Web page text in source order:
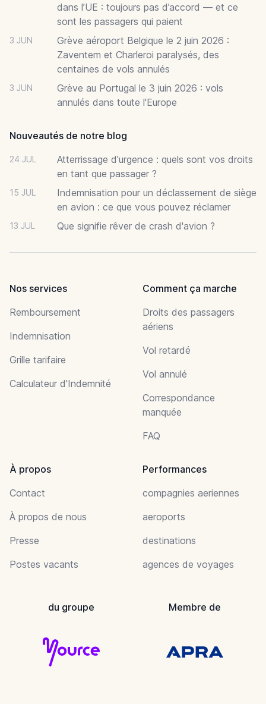
dans l’UE : toujours pas d’accord — et ce
sont les passagers qui paient
3 JUN
Grève aéroport Belgique le 2 juin 2026 :
Zaventem et Charleroi paralysés, des
centaines de vols annulés
3 JUN
Grève au Portugal le 3 juin 2026 : vols
annulés dans toute l'Europe
Nouveautés de notre blog
24 JUL
Atterrissage d'urgence : quels sont vos droits
en tant que passager ?
15 JUL
Indemnisation pour un déclassement de siège
en avion : ce que vous pouvez réclamer
13 JUL Que signifie rêver de crash d'avion ?
Nos services
Remboursement
Indemnisation
Grille tarifaire
Calculateur d'Indemnité
Comment ça marche
Droits des passagers
aériens
Vol retardé
Vol annulé
Correspondance
manquée
FAQ
À propos
Contact
À propos de nous
Presse
Postes vacants
Performances
compagnies aeriennes
aeroports
destinations
agences de voyages
du groupe Membre de